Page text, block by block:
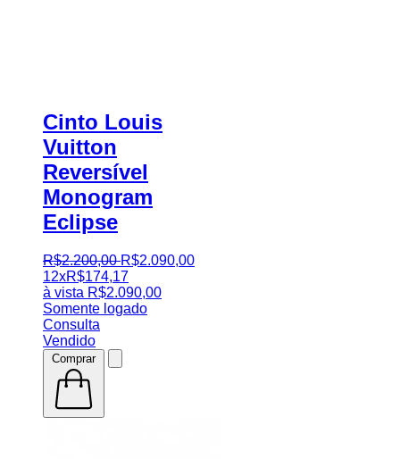
Cinto Louis
Vuitton
Reversível
Monogram
Eclipse
R$2.200,00 R$2.090,00
12xR$174,17
à vista R$2.090,00
Somente logado
Consulta
Vendido
Comprar